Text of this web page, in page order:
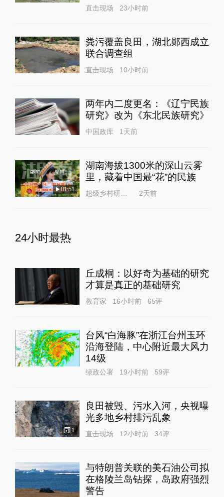
直击现场 23小时前
粪污覆盖良田，湖北郧西成立
联合调查组
直击现场 10小时前
两年内二度更名：《辽宁民族
研究》改为《东北民族研究》
中国政库 1天前
01:51
湖南海拔1300米的深山云雾
里，藏着中国最“花”的民族
超级乡村研究所 2天前
24小时最热
丘成桐：以好奇为基础的研究
才算是真正的基础研究
教育家 16小时前 65评
台风“白海豚”在浙江台州玉环
沿海登陆，中心附近最大风力
14级
绿政公署 19小时前 59评
1
良田被毁、污水入河，央视曝
光多地乡村排污乱象
直击现场 12小时前 34评
与特朗普关联的美石油公司拟
在格陵兰岛钻探，岛政府强烈
警告